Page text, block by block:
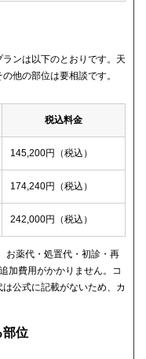
ンは以下のとおりです。天
他の部位は要相談です。
税込料金
145,200円（税込）
174,240円（税込）
242,000円（税込）
お薬代・処置代・初診・再
加費用がかかりません。コ
公式に記載がないため、カ
部位